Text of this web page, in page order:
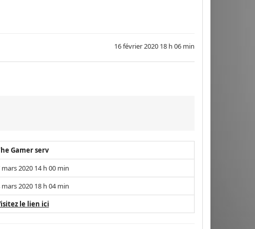
16 février 2020 18 h 06 min
Gamer serv
mars 2020 14 h 00 min
mars 2020 18 h 04 min
le lien ici